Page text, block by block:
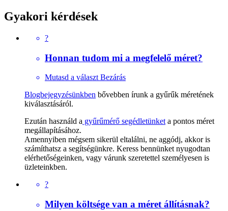
Gyakori kérdések
?
Honnan tudom mi a megfelelő méret?
Mutasd a választ Bezárás
Blogbejegyzésünkben bővebben írunk a gyűrűk méretének
kiválasztásáról.
Ezután használd a gyűrűmérő segédletünketa pontos méret
megállapításához.
Amennyiben mégsem sikerül eltalálni, ne aggódj, akkor is
számíthatsz a segítségünkre. Keress bennünket nyugodtan
elérhetőségeinken, vagy várunk szeretettel személyesen is
üzleteinkben.
?
Milyen költsége van a méret állításnak?